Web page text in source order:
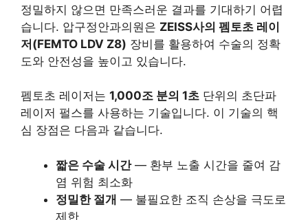
정밀하지 않으면 만족스러운 결과를 기대하기 어렵
습니다. 압구정안과의원은 ZEISS사의 펨토초 레이
저(FEMTO LDV Z8) 장비를 활용하여 수술의 정확
도와 안전성을 높이고 있습니다.
펨토초 레이저는 1,000조 분의 1초 단위의 초단파
레이저 펄스를 사용하는 기술입니다. 이 기술의 핵
심 장점은 다음과 같습니다.
짧은 수술 시간— 환부 노출 시간을 줄여 감
염 위험 최소화
정밀한 절개 — 불필요한 조직 손상을 극도로
제한